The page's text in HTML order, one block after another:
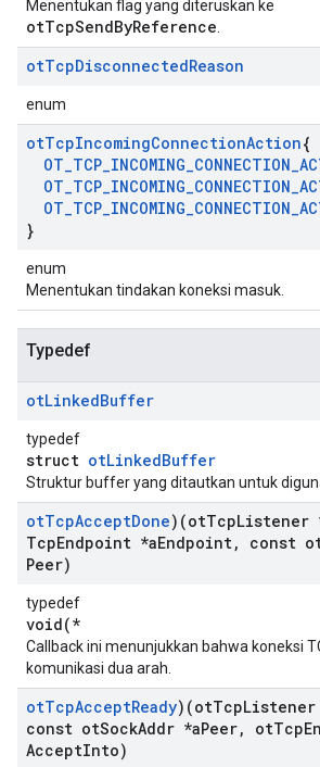
Menentukan flag yang diteruskan ke
otTcpSendByReference
otTcpDisconnectedReason
enum
otTcpIncomingConnectionAction{
OT_TCP_INCOMING_CONNECTION_
OT_TCP_INCOMING_CONNECTION_
OT_TCP_INCOMING_CONNECTION_
}
enum
Menentukan tindakan koneksi masuk.
Typedef
otLinkedBuffer
typedef
struct otLinkedBuffer
Struktur buffer yang ditautkan untuk
otTcpAcceptDone)(otTcpListener
TcpEndpoint *aEndpoint, const
Peer)
typedef
void(*
Callback ini menunjukkan bahwa koneksi
komunikasi dua arah.
otTcpAcceptReady)(otTcpListener
const otSockAddr *aPeer, otTcp
AcceptInto)